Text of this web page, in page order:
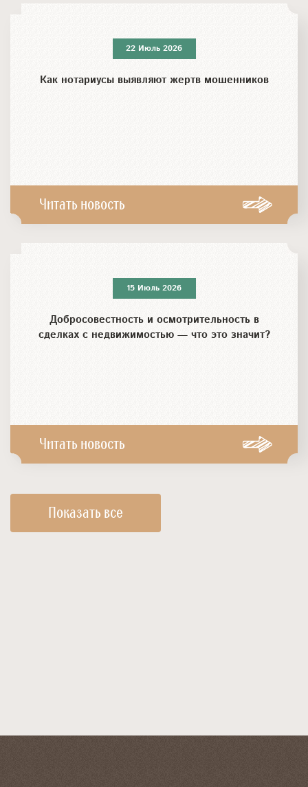
22 Июль 2026
Как нотариусы выявляют жертв мошенников
Читать новость
15 Июль 2026
Добросовестность и осмотрительность в
сделках с недвижимостью — что это значит?
Читать новость
Показать все